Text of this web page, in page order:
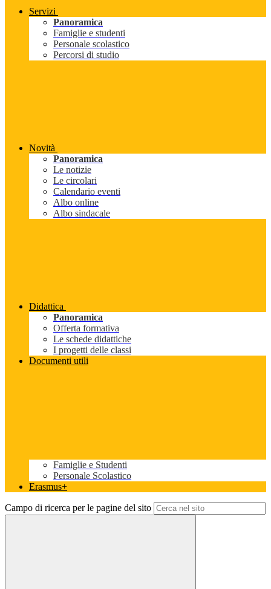
Servizi
Panoramica
Famiglie e studenti
Personale scolastico
Percorsi di studio
Novità
Panoramica
Le notizie
Le circolari
Calendario eventi
Albo online
Albo sindacale
Didattica
Panoramica
Offerta formativa
Le schede didattiche
I progetti delle classi
Documenti utili
Famiglie e Studenti
Personale Scolastico
Erasmus+
Campo di ricerca per le pagine del sito